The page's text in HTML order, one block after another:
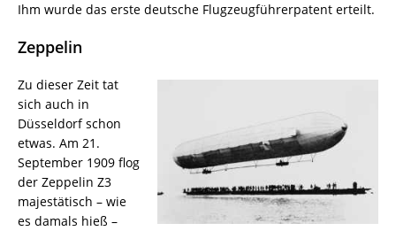
Ihm wurde das erste deutsche Flugzeugführerpatent erteilt.
Zeppelin
Zu dieser Zeit tat
sich auch in
Düsseldorf schon
etwas. Am 21.
September 1909 flog
der Zeppelin Z3
majestätisch – wie
es damals hieß –